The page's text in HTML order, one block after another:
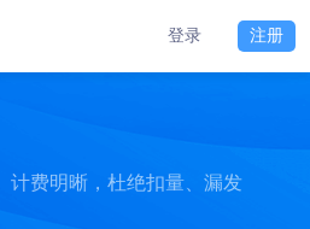
登录 注册
计费明晰，杜绝扣量、漏发